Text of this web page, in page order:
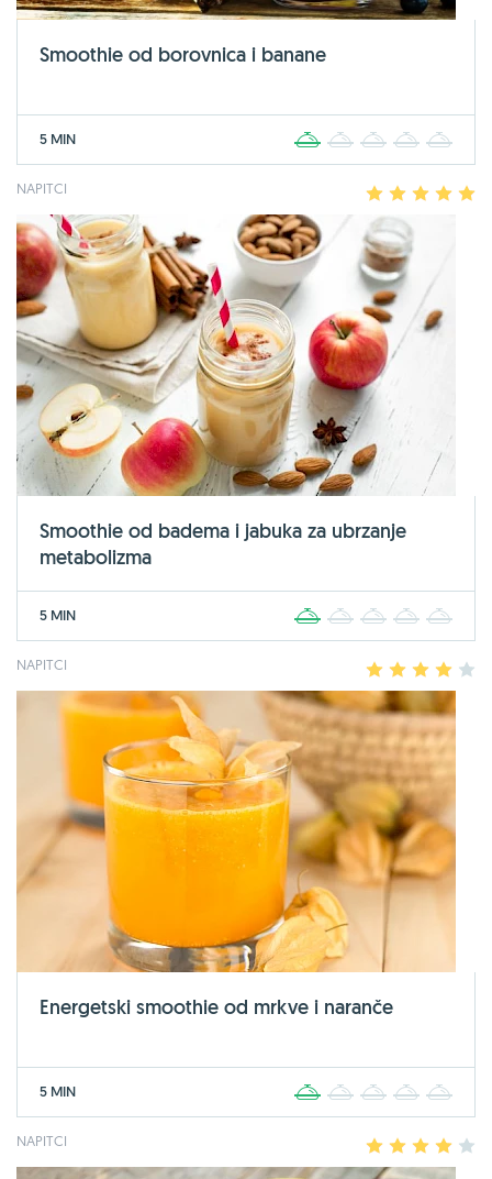
Smoothie od borovnica i banane
5 MIN 2 3 4
NAPITCI 2 3 4
Smoothie od badema i jabuka za ubrzanje
metabolizma
5 MIN 2 3 4
NAPITCI 2 3 4
Energetski smoothie od mrkve i naranče
5 MIN 2 3 4
NAPITCI 2 3 4